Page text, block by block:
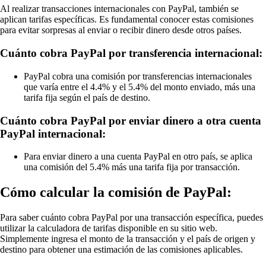
Al realizar transacciones internacionales con PayPal, también se
aplican tarifas específicas. Es fundamental conocer estas comisiones
para evitar sorpresas al enviar o recibir dinero desde otros países.
Cuánto cobra PayPal por transferencia internacional:
PayPal cobra una comisión por transferencias internacionales
que varía entre el 4.4% y el 5.4% del monto enviado, más una
tarifa fija según el país de destino.
Cuánto cobra PayPal por enviar dinero a otra cuenta
PayPal internacional:
Para enviar dinero a una cuenta PayPal en otro país, se aplica
una comisión del 5.4% más una tarifa fija por transacción.
Cómo calcular la comisión de PayPal:
Para saber cuánto cobra PayPal por una transacción específica, puedes
utilizar la calculadora de tarifas disponible en su sitio web.
Simplemente ingresa el monto de la transacción y el país de origen y
destino para obtener una estimación de las comisiones aplicables.